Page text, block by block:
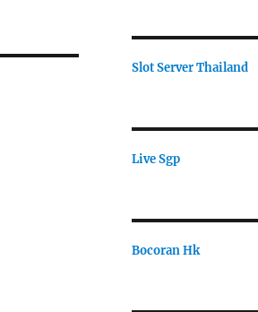
Slot Server Thailand
Live Sgp
Bocoran Hk